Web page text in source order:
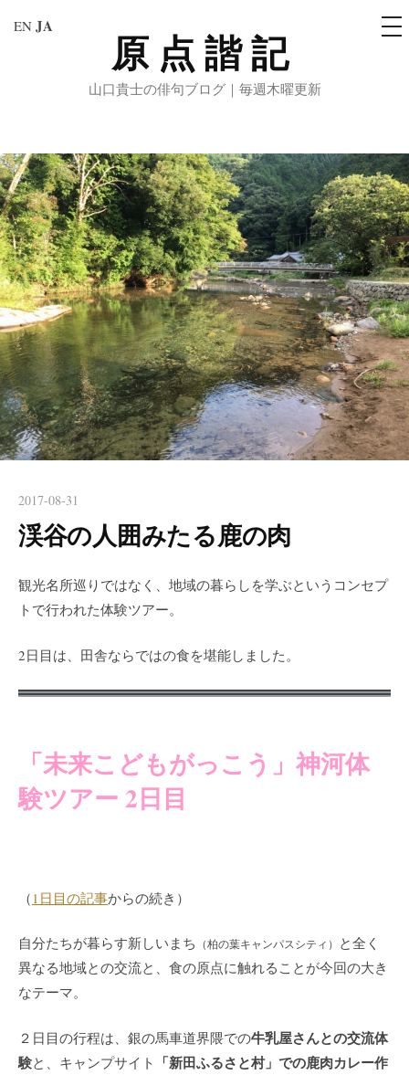
へ
ス
キ
ッ
プ
原点諧記
山口貴士の俳句ブログ｜毎週木曜更新
メ
ニ
2017-08-31
渓谷の人囲みたる鹿の肉
観光名所巡りではなく、地域の暮らしを学ぶというコンセプ
トで行われた体験ツアー。
2日目は、田舎ならではの食を堪能しました。
「未来こどもがっこう」神河体
験ツアー 2日目
（ 1日目の記事からの続き）
自分たちが暮らす新しいまち （柏の葉キャンパスシティ） と全く
異なる地域との交流と、食の原点に触れることが今回の大き
なテーマ。
２日目の行程は、銀の馬車道界隈での牛乳屋さんとの交流体
験と、キャンプサイト 「新田ふるさと村」での鹿肉カレー作
EN JA